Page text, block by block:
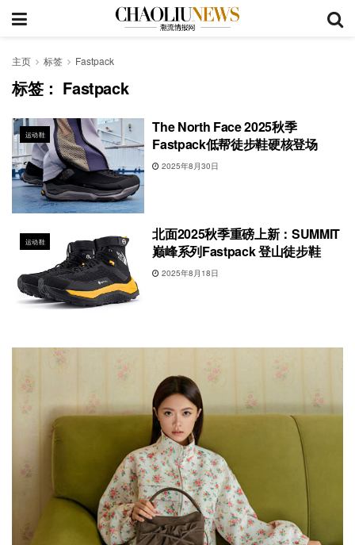
主页 标签 Fastpack
标签： Fastpack
运动鞋
The North Face 2025秋季
Fastpack低帮徒步鞋硬核登场
2025年8月30日
运动鞋
北面2025秋季重磅上新：SUMMIT
巅峰系列Fastpack 登山徒步鞋
2025年8月18日